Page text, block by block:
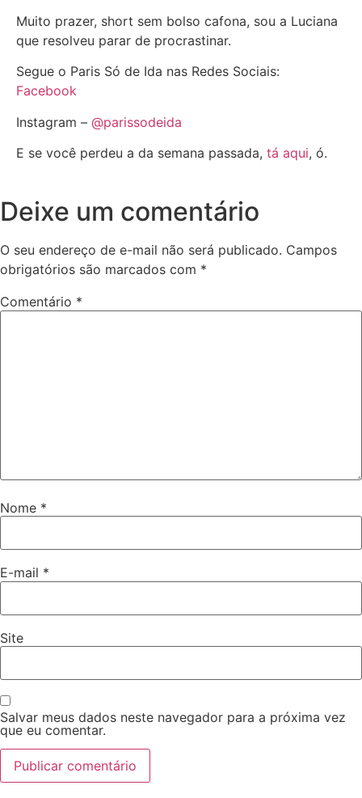
Muito prazer, short sem bolso cafona, sou a Luciana
que resolveu parar de procrastinar.
Segue o Paris Só de Ida nas Redes Sociais:
Facebook
Instagram – @parissodeida
E se você perdeu a da semana passada, tá aqui, ó.
Deixe um comentário
O seu endereço de e-mail não será publicado. Campos
obrigatórios são marcados com *
Comentário *
Nome *
E-mail *
Site
Salvar meus dados neste navegador para a próxima vez
que eu comentar.